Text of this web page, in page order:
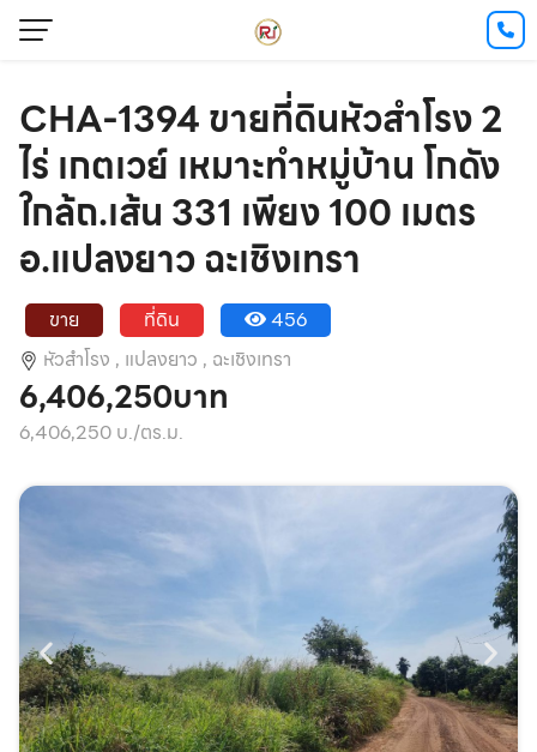
CHA-1394 ขายที่ดินหัวสำโรง 2
ไร่ เกตเวย์ เหมาะทำหมู่บ้าน โกดัง
ใกล้ถ.เส้น 331 เพียง 100 เมตร
อ.แปลงยาว ฉะเชิงเทรา
ขาย ที่ดิน
456
หัวสำโรง , แปลงยาว , ฉะเชิงเทรา
6,406,250บาท
6,406,250 บ./ตร.ม.